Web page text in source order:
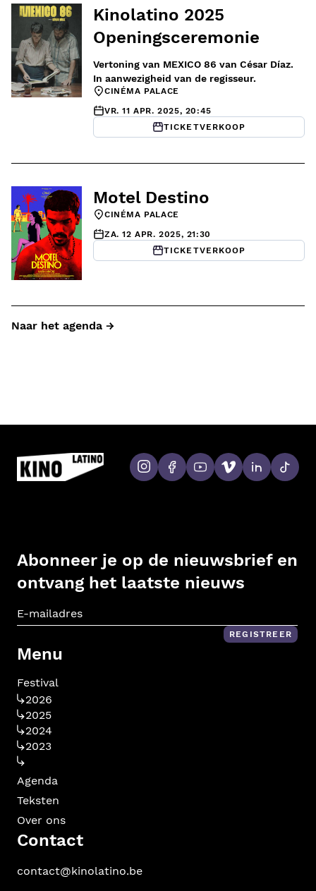
Kinolatino 2025
Openingsceremonie
Vertoning van MEXICO 86 van César Díaz.
In aanwezigheid van de regisseur.
CINÉMA PALACE
VR. 11 APR. 2025, 20:45
TICKETVERKOOP
Motel Destino
CINÉMA PALACE
ZA. 12 APR. 2025, 21:30
TICKETVERKOOP
Naar het agenda →
Abonneer je op de nieuwsbrief en
ontvang het laatste nieuws
REGISTREER
Menu
Festival
2026
2025
2024
2023
Agenda
Teksten
Over ons
Contact
contact@kinolatino.be